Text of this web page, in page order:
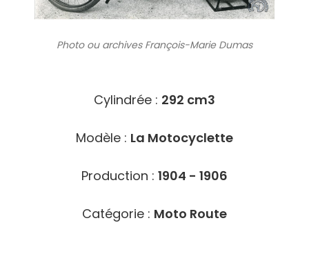
Photo ou archivesFrançois-Marie Dumas
Cylindrée : 292 cm3
Modèle : La Motocyclette
Production : 1904 - 1906
Catégorie : Moto Route